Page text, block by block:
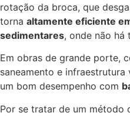
rotação da broca, que
torna altamente eficiente
sedimentares, onde não há
Em obras de grande porte,
saneamento e infraestrutura
um bom desempenho com
Por se tratar de um método